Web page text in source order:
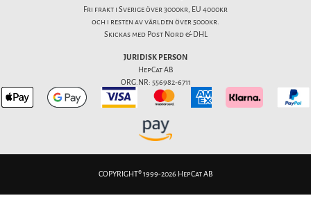
Fri frakt i Sverige över 3000kr, EU 4000kr
och i resten av världen över 5000kr.
Skickas med Post Nord & DHL
JURIDISK PERSON
HepCat AB
ORG.NR: 556982-6711
COPYRIGHT® 1999-2026 HepCat AB